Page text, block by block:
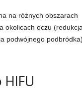
na różnych obszarach
okolicach oczu (redukcja
podwójnego podbródka)